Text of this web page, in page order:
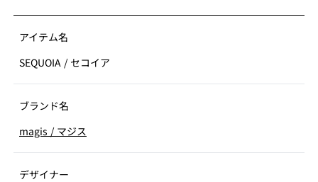
アイテム名
SEQUOIA / セコイア
ブランド名
magis / マジス
デザイナー